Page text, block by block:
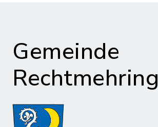
Gemeinde
Rechtmehring